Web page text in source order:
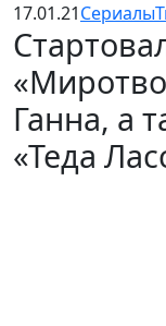
17.01.21Сериалы
Ганна, а
«Теда